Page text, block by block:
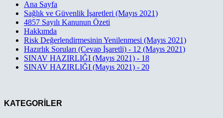
Ana Sayfa
Sağlık ve Güvenlik İşaretleri (Mayıs 2021)
4857 Sayılı Kanunun Özeti
Hakkımda
Risk Değerlendirmesinin Yenilenmesi (Mayıs 2021)
Hazırlık Soruları (Cevap İşaretli) - 12 (Mayıs 2021)
SINAV HAZIRLIĞI (Mayıs 2021) - 18
SINAV HAZIRLIĞI (Mayıs 2021) - 20
KATEGORİLER